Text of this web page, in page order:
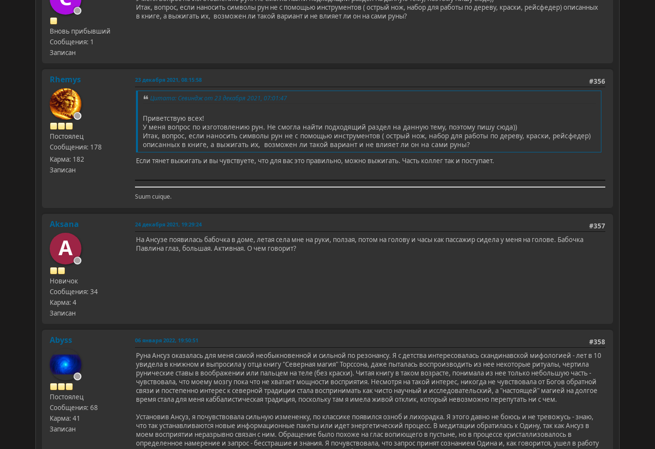
Вновь прибывший
Сообщения: 1
Записан
Итак, вопрос, если наносить символы рун не с помощью инструментов ( острый нож, набор для работы по дереву, краски, рейсфедер) описанных
в книге, а выжигать их, возможен ли такой вариант и не влияет ли он на сами руны?
Rhemys
Постоялец
Сообщения: 178
Карма: 182
Записан
#356
23 декабря 2021, 08:15:58
Цитата: Севиндж от 23 декабря 2021, 07:01:47
Приветствую всех!
У меня вопрос по изготовлению рун. Не смогла найти подходящий раздел на данную тему, поэтому пишу сюда))
Итак, вопрос, если наносить символы рун не с помощью инструментов ( острый нож, набор для работы по дереву, краски, рейсфедер)
описанных в книге, а выжигать их, возможен ли такой вариант и не влияет ли он на сами руны?
Если тянет выжигать и вы чувствуете, что для вас это правильно, можно выжигать. Часть коллег так и поступает.
Suum cuique.
Aksana
A
Новичок
Сообщения: 34
Карма: 4
Записан
#357
24 декабря 2021, 19:29:24
На Ансузе появилась бабочка в доме, летая села мне на руки, ползая, потом на голову и часы как пассажир сидела у меня на голове. Бабочка
Павлина глаз, большая. Активная. О чем говорит?
Abyss
Постоялец
Сообщения: 68
Карма: 41
Записан
#358
06 января 2022, 19:50:51
Руна Ансуз оказалась для меня самой необыкновенной и сильной по резонансу. Я с детства интересовалась скандинавской мифологией - лет в 10
увидела в книжном и выпросила у отца книгу "Северная магия" Торссона, даже пыталась воспроизводить из нее некоторые ритуалы, чертила
рунические ставы в воображении или пальцем на теле (без краски). Читая книгу в таком возрасте, понимала из нее только небольшую часть -
чувствовала, что моему мозгу пока что не хватает мощности восприятия. Несмотря на такой интерес, никогда не чувствовала от Богов обратной
связи и постепенно интерес к северной традиции стала воспринимать как чисто научный и исследовательский, а "настоящей" магией на долгое
время стала для меня каббалистическая традиция, поскольку там я имела живой отклик, который невозможно перепутать ни с чем.
Установив Ансуз, я почувствовала сильную измененку, по классике появился озноб и лихорадка. Я этого давно не боюсь и не тревожусь - знаю,
что так устанавливаются новые информационные пакеты или идет энергетический процесс. В медитации обратилась к Одину, так как Ансуз в
моем восприятии неразрывно связан с ним. Обращение было похоже на глас вопиющего в пустыне, но в процессе кристаллизовалось в
определенное намерение и запрос - бесстрашие и знания. Я почувствовала, что запрос принят сознанием Одина и, как говорится, ушел в работу